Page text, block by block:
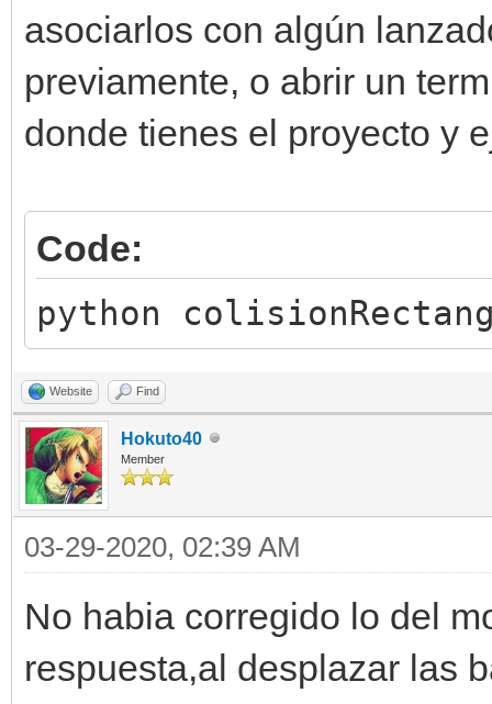
asociarlos con algún
previamente, o abrir un
donde tienes el proyecto y
Code:
python
Website Find
Hokuto40
Member
03-29-2020, 02:39 AM
No habia corregido lo del
respuesta,al desplazar las